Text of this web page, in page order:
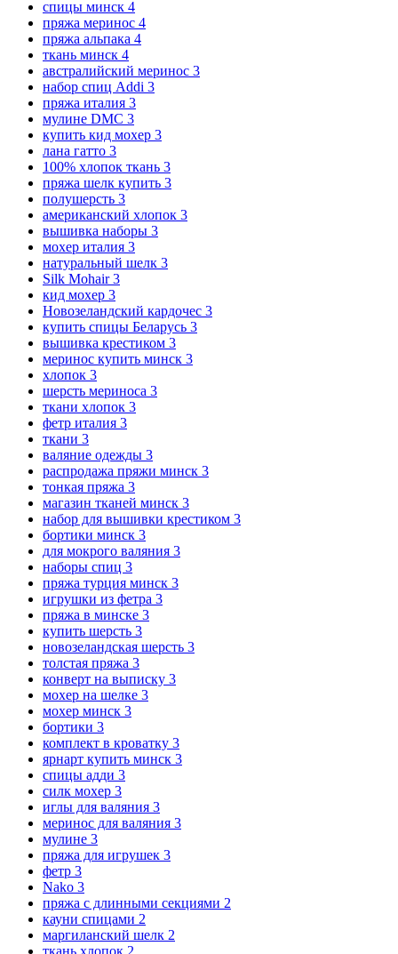
спицы минск 4
пряжа меринос 4
пряжа альпака 4
ткань минск 4
австралийский меринос 3
набор спиц Addi 3
пряжа италия 3
мулине DMC 3
купить кид мохер 3
лана гатто 3
100% хлопок ткань 3
пряжа шелк купить 3
полушерсть 3
американский хлопок 3
вышивка наборы 3
мохер италия 3
натуральный шелк 3
Silk Mohair3
кид мохер 3
Новозеландский кардочес 3
купить спицы Беларусь 3
вышивка крестиком 3
меринос купить минск 3
хлопок 3
шерсть мериноса 3
ткани хлопок 3
фетр италия 3
ткани 3
валяние одежды 3
распродажа пряжи минск 3
тонкая пряжа 3
магазин тканей минск 3
набор для вышивки крестиком 3
бортики минск 3
для мокрого валяния 3
наборы спиц 3
пряжа турция минск 3
игрушки из фетра 3
пряжа в минске 3
купить шерсть 3
новозеландская шерсть 3
толстая пряжа 3
конверт на выписку 3
мохер на шелке 3
мохер минск 3
бортики 3
комплект в кроватку 3
ярнарт купить минск 3
спицы адди 3
силк мохер 3
иглы для валяния 3
меринос для валяния 3
мулине 3
пряжа для игрушек 3
фетр 3
Nako 3
пряжа с длинными секциями 2
кауни спицами 2
маргиланский шелк 2
ткань хлопок 2